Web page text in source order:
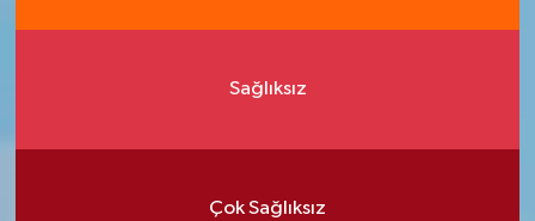
Sağlıksız
Çok Sağlıksız